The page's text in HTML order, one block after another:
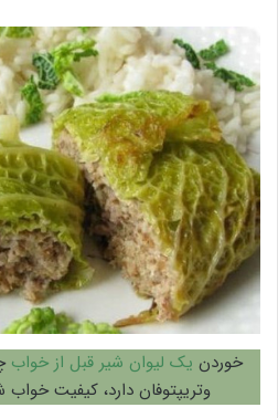
خوردن یک لیوان شیر قبل از خواب
وتریپتوفان دارد، کیفیت